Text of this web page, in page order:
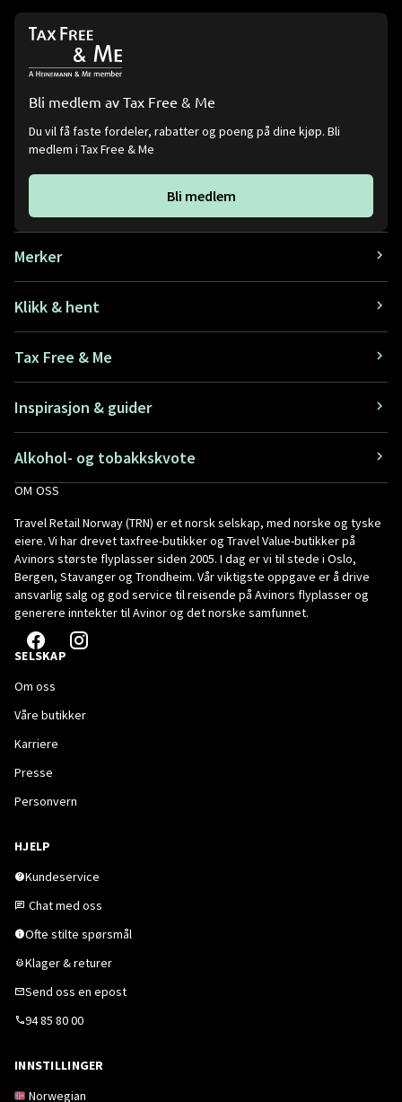
Bli medlem av Tax Free & Me
Du vil få faste fordeler, rabatter og poeng på dine kjøp. Bli
medlem i Tax Free & Me
Bli medlem
Merker
Klikk & hent
Tax Free & Me
Inspirasjon & guider
Alkohol- og tobakkskvote
OM OSS
Travel Retail Norway (TRN) er et norsk selskap, med norske og tyske
eiere. Vi har drevet taxfree-butikker og Travel Value-butikker på
Avinors største flyplasser siden 2005. I dag er vi til stede i Oslo,
Bergen, Stavanger og Trondheim. Vår viktigste oppgave er å drive
ansvarlig salg og god service til reisende på Avinors flyplasser og
generere inntekter til Avinor og det norske samfunnet.
SELSKAP
Om oss
Våre butikker
Karriere
Presse
Personvern
HJELP
Kundeservice
Chat med oss
Ofte stilte spørsmål
Klager & returer
Send oss en epost
94 85 80 00
INNSTILLINGER
Norwegian